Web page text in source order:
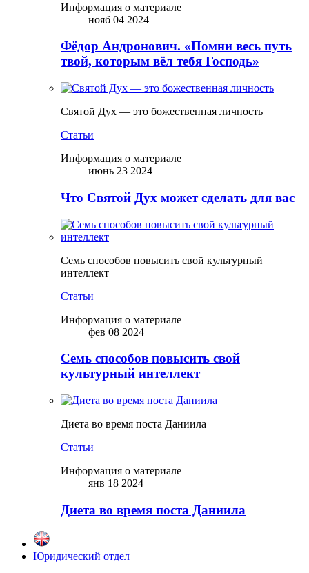
Информация о материале
нояб 04 2024
Фёдор Андронович. «Помни весь путь
твой, которым вёл тебя Господь»
Святой Дух — это божественная личность
Статьи
Информация о материале
июнь 23 2024
Что Святой Дух может сделать для вас
Семь способов повысить свой культурный
интеллект
Статьи
Информация о материале
фев 08 2024
Семь способов повысить свой
культурный интеллект
Диета во время поста Даниила
Статьи
Информация о материале
янв 18 2024
Диета во время поста Даниила
Юридический отдел